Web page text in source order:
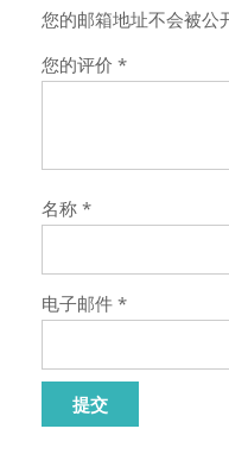
您的邮箱地址不会被公
您的评价 *
名称 *
电子邮件 *